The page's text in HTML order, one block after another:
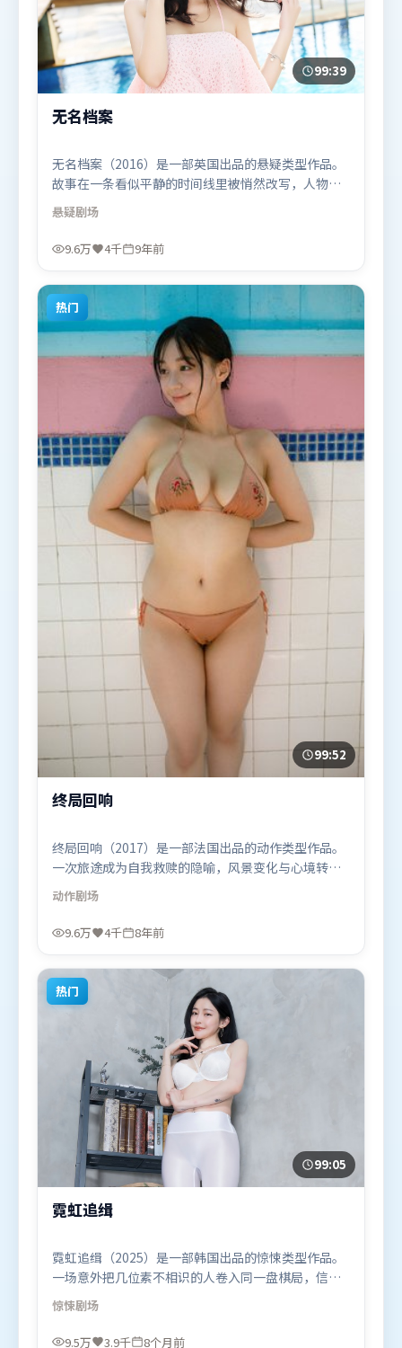
99:39
无名档案
无名档案（2016）是一部英国出品的悬疑类型作品。
故事在一条看似平静的时间线里被悄然改写，人物被
迫直面过去与现在的撕裂。视听风格统一而富有实验
感，配乐与画面情绪贴合。由乌尔善执导，雷佳音、
杨幂、梁朝伟，廖凡等联袂出演。影片于2016年12月
材的观众观看。
悬疑剧场
9.6万 4千 9年前
热门
99:52
终局回响
终局回响（2017）是一部法国出品的动作类型作品。
一次旅途成为自我救赎的隐喻，风景变化与心境转折
彼此呼应。叙事线索多线并进，最终在关键节点收
束。由李安执导，周冬雨、杨幂、梁朝伟，雷佳音等
联袂出演。影片于2017年9月5日（法国）在部分地区
动作剧场
9.6万 4千 8年前
热门
99:05
霓虹追缉
霓虹追缉（2025）是一部韩国出品的惊悚类型作品。
一场意外把几位素不相识的人卷入同一盘棋局，信任
与背叛交替上演。人物关系网复杂却不凌乱，每场对
手戏都推动信息增量。由詹姆斯·卡梅隆执导，古天
乐、咏梅、黄政民，黄渤、基里安·墨菲等联袂出
惊悚剧场
9.5万 3.9千 8个月前